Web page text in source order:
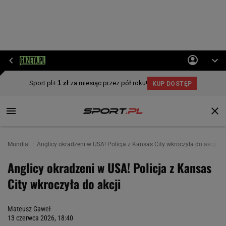
Mundial Anglicy okradzeni w USA! Policja z Kansas City wkroczyła do akcji
Anglicy okradzeni w USA! Policja z Kansas
City wkroczyła do akcji
Mateusz Gaweł
13 czerwca 2026, 18:40